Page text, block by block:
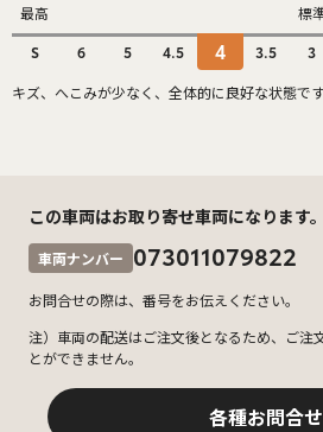
最高 標
S 6 5 4.5 4 3.5 3
キズ、へこみが少なく、全体的に良好な状態です
この車両はお取り寄せ車両になります。
車両ナンバー 073011079822
お問合せの際は、番号をお伝えください。
注）車両の配送はご注文後となるため、ご注
とができません。
各種お問合せ